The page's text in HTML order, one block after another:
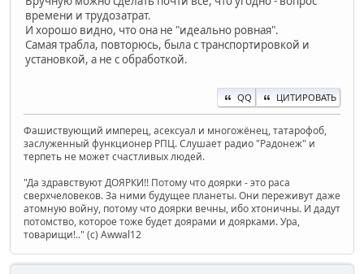
времени и трудозатрат.
И хорошо видно, что она не "идеально ровная".
Самая трабла, повторюсь, была с транспортировкой и
установкой, а не с обработкой.
QQ ЦИТИРОВАТЬ
Фашиствующий имперец, асексуал и многожёнец, татарофоб,
заслуженный функционер РПЦ. Слушает радио "Радонеж" и
терпеть не может счастливых людей.
"Да здравствуют ДОЯРКИ!! Потому что доярки - это раса
сверхчеловеков. За ними будущее планеты. Они переживут даже
атомную войну, потому что доярки вечны, ибо хтоничны. И дадут
потомство, которое тоже будет доярами и доярками. Ура,
товарищи!.." (c) Awwal12